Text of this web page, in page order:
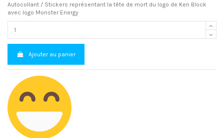
Autocollant / Stickers représentant la tête de mort du logo de Ken Block
avec logo Monster Energy
Ajouter au panier